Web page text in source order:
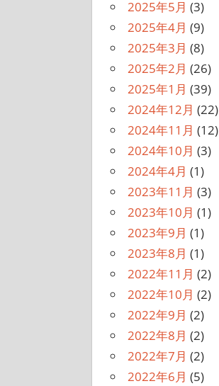
2025年5月 (3)
2025年4月 (9)
2025年3月 (8)
2025年2月 (26)
2025年1月 (39)
2024年12月 (22)
2024年11月 (12)
2024年10月 (3)
2024年4月 (1)
2023年11月 (3)
2023年10月 (1)
2023年9月 (1)
2023年8月 (1)
2022年11月 (2)
2022年10月 (2)
2022年9月 (2)
2022年8月 (2)
2022年7月 (2)
2022年6月 (5)